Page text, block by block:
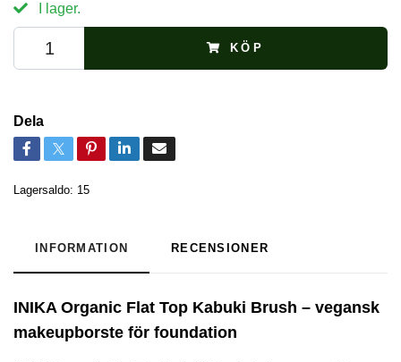
I lager.
KÖP
Dela
Lagersaldo: 15
INFORMATION RECENSIONER
INIKA Organic Flat Top Kabuki Brush – vegansk
makeupborste för foundation